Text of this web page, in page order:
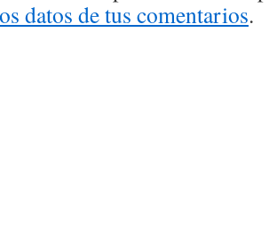
datos de tus comentarios.